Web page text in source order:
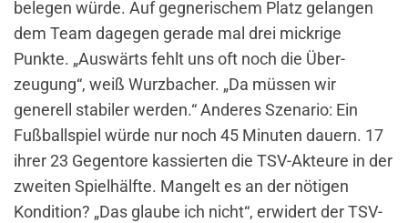
belegen würde. Auf gegnerischem Platz gelangen
dem Team dagegen gerade mal drei mickrige
Punkte. „Auswärts fehlt uns oft noch die Über­
zeugung“, weiß Wurzbacher. „Da müs­sen wir
generell stabiler werden.“ Anderes Szenario: Ein
Fußballspiel würde nur noch 45 Minuten dauern. 17
ihrer 23 Gegentore kassierten die TSV-Akteure in der
zweiten Spielhälf­te. Mangelt es an der nötigen
Konditi­on? „Das glaube ich nicht“, erwidert der TSV-